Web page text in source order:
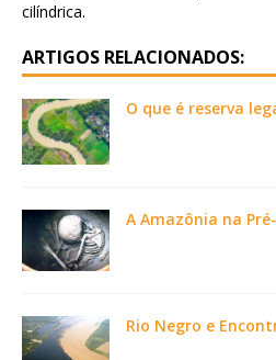
cilíndrica.
ARTIGOS RELACIONADOS:
O que é reserva
A Amazônia na
Rio Negro e